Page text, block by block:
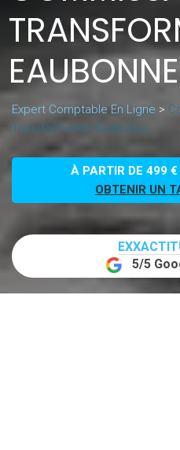
EAUBONNE
Expert Comptable En Ligne >
Transformation Eaubonne
À PARTIR DE 499
OBTENIR UN
5/5